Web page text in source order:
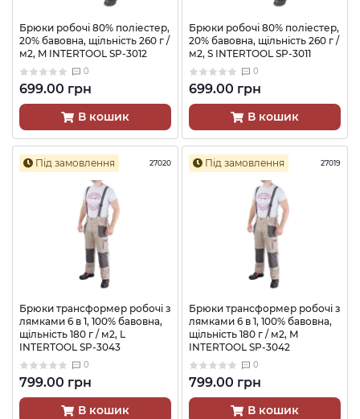
Брюки робочі 80% поліестер,
20% бавовна, щільність 260 г /
м2, M INTERTOOL SP-3012
0
699.00 грн
В кошик
Брюки робочі 80% поліестер,
20% бавовна, щільність 260 г /
м2, S INTERTOOL SP-3011
0
699.00 грн
В кошик
Під замовлення 27020
Брюки трансформер робочі з
лямками 6 в 1, 100% бавовна,
щільність 180 г / м2, L
INTERTOOL SP-3043
0
799.00 грн
В кошик
Під замовлення 27019
Брюки трансформер робочі з
лямками 6 в 1, 100% бавовна,
щільність 180 г / м2, M
INTERTOOL SP-3042
0
799.00 грн
В кошик